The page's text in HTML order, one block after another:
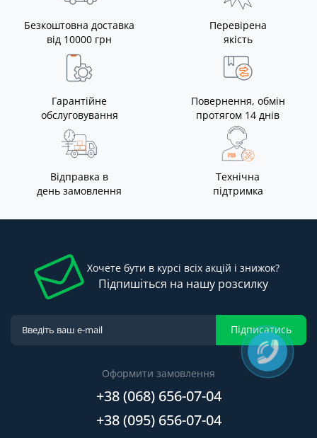
Безкоштовна доставка
від 10000 грн
Перевірена
якість
Гарантійне
обслуговування
Повернення, обмін
протягом 14 днів
Відправка в
день замовлення
Технічна
підтримка
Хочете бути в курсі всіх акцій і знижок?
Підпишіться на нашу розсилку
Підписатись
Оформити замовлення
+38 (068) 656-07-04
+38 (095) 656-07-04